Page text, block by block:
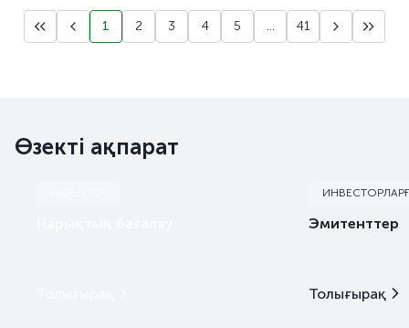
1 2 3 4 5 ... 41
Өзекті ақпарат
Эмитенттер
Толығырақ